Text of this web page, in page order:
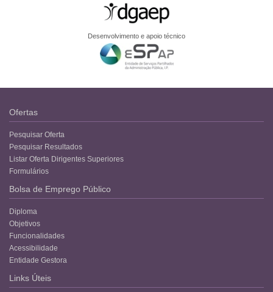
Desenvolvimento e apoio técnico
Ofertas
Pesquisar Oferta
Pesquisar Resultados
Listar Oferta Dirigentes Superiores
Formulários
Bolsa de Emprego Público
Diploma
Objetivos
Funcionalidades
Acessibilidade
Entidade Gestora
Links Úteis